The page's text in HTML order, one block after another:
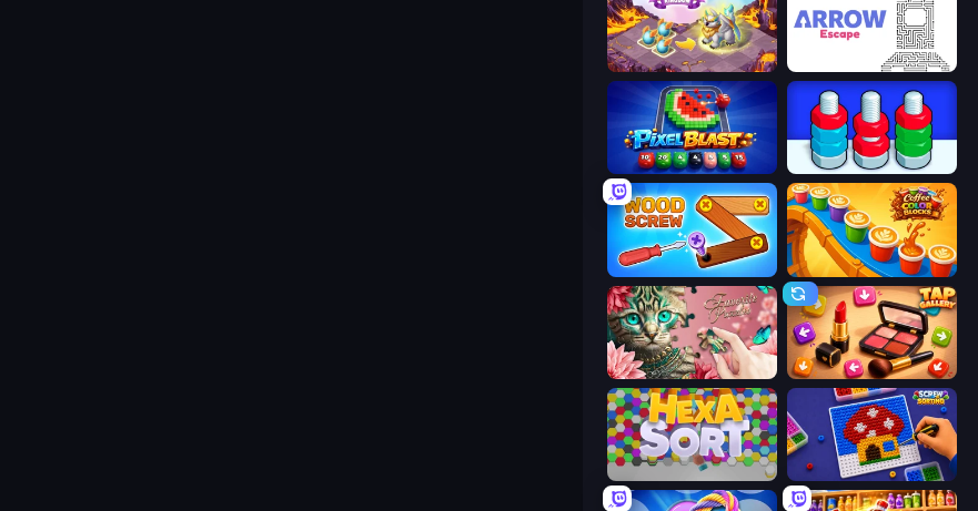
Mergest Kingdom Arrow Escape
Pixel Blast
Wood Screw: Bolts Puzzle Coffee Color Blocks
Favorite Puzzles Tap Gallery
Screw Sorting